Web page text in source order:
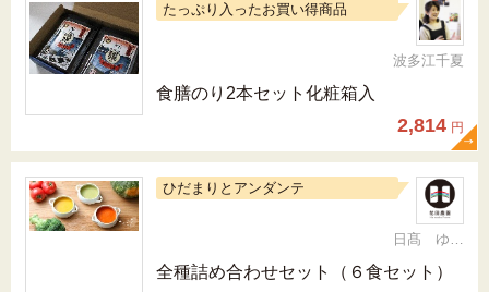
たっぷり入ったお買い得商品
波多江千夏
食膳のり2本セット化粧箱入
2,814 円
ひだまりとアンダンテ
日髙 ゆかり
全種詰め合わせセット（６食セット）